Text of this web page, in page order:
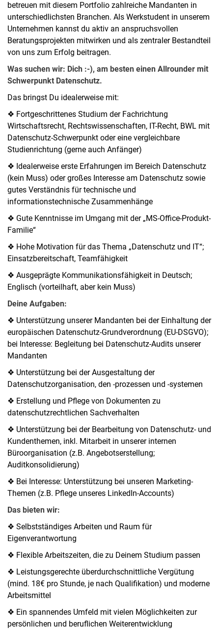
betreuen mit diesem Portfolio zahlreiche Mandanten in
unterschiedlichsten Branchen. Als Werkstudent in unserem
Unternehmen kannst du aktiv an anspruchsvollen
Beratungsprojekten mitwirken und als zentraler Bestandteil
von uns zum Erfolg beitragen.
Was suchen wir: Dich :-), am besten einen Allrounder mit
Schwerpunkt Datenschutz.
Das bringst Du idealerweise mit:
❖ Fortgeschrittenes Studium der Fachrichtung
Wirtschaftsrecht, Rechtswissenschaften, IT-Recht, BWL mit
Datenschutz-Schwerpunkt oder eine vergleichbare
Studienrichtung (gerne auch Anfänger)
❖ Idealerweise erste Erfahrungen im Bereich Datenschutz
(kein Muss) oder großes Interesse am Datenschutz sowie
gutes Verständnis für technische und
informationstechnische Zusammenhänge
❖ Gute Kenntnisse im Umgang mit der „MS-Office-Produkt-
Familie“
❖ Hohe Motivation für das Thema „Datenschutz und IT“;
Einsatzbereitschaft, Teamfähigkeit
❖ Ausgeprägte Kommunikationsfähigkeit in Deutsch;
Englisch (vorteilhaft, aber kein Muss)
Deine Aufgaben:
❖ Unterstützung unserer Mandanten bei der Einhaltung der
europäischen Datenschutz-Grundverordnung (EU-DSGVO);
bei Interesse: Begleitung bei Datenschutz-Audits unserer
Mandanten
❖ Unterstützung bei der Ausgestaltung der
Datenschutzorganisation, den -prozessen und -systemen
❖ Erstellung und Pflege von Dokumenten zu
datenschutzrechtlichen Sachverhalten
❖ Unterstützung bei der Bearbeitung von Datenschutz- und
Kundenthemen, inkl. Mitarbeit in unserer internen
Büroorganisation (z.B. Angebotserstellung;
Auditkonsolidierung)
❖ Bei Interesse: Unterstützung bei unseren Marketing-
Themen (z.B. Pflege unseres LinkedIn-Accounts)
Das bieten wir:
❖ Selbstständiges Arbeiten und Raum für
Eigenverantwortung
❖ Flexible Arbeitszeiten, die zu Deinem Studium passen
❖ Leistungsgerechte überdurchschnittliche Vergütung
(mind. 18€ pro Stunde, je nach Qualifikation) und moderne
Arbeitsmittel
❖ Ein spannendes Umfeld mit vielen Möglichkeiten zur
persönlichen und beruflichen Weiterentwicklung